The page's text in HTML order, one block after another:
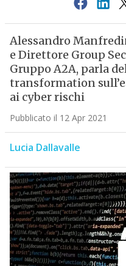
Alessandro
e Direttore Group
Gruppo A2A, parla
transformation
ai cyber rischi
Pubblicato il 12 Apr 2021
Lucia Dallavalle